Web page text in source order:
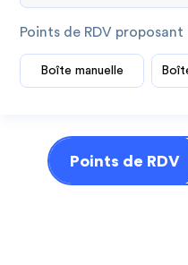
Points de RDV proposant
Boîte manuelle
Points de RDV